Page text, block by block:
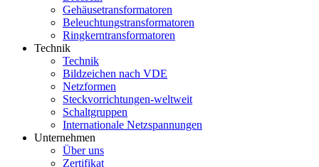
Gehäusetransformatoren
Beleuchtungstransformatoren
Ringkerntransformatoren
Technik
Technik
Bildzeichen nach VDE
Netzformen
Steckvorrichtungen-weltweit
Schaltgruppen
Internationale Netzspannungen
Unternehmen
Über uns
Zertifikat